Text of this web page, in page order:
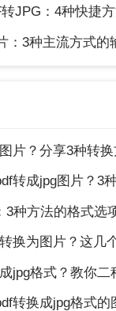
度要求不建议使
和实际情况进行
所帮助！
：4种快捷方法的操作步
3种主流方式的输出分辨
片？分享3种转换方
jpg图片？3种高效方法
法的格式选项（PNG/
换为图片？这几
jpg格式？教你二
jpg格式的图片？三大高效方